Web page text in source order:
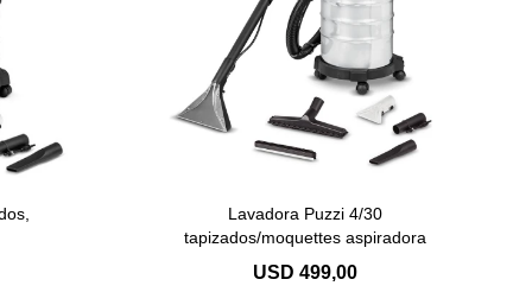
Lavadora Puzzi 4/30
tapizados/moquettes aspiradora
USD 499,00